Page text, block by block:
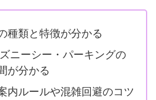
種類と特徴が分かる
ニーシー・パーキングの
が分かる
内ルールや混雑回避のコツ